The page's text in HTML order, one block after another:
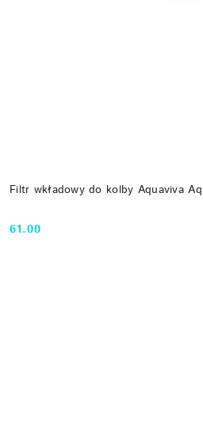
Filtr wkładowy do kolby Aquaviva
Cena:
61.00